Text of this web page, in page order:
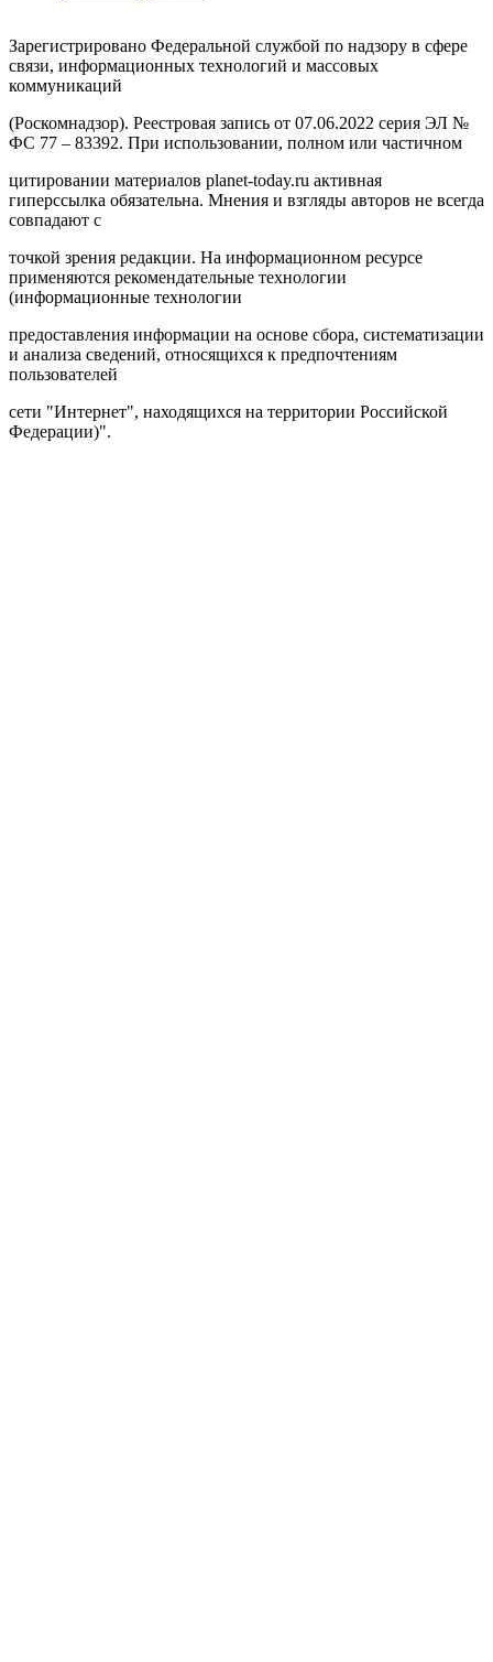
Зарегистрировано Федеральной службой по надзору в сфере
связи, информационных технологий и массовых
коммуникаций
(Роскомнадзор). Реестровая запись от 07.06.2022 серия ЭЛ №
ФС 77 – 83392. При использовании, полном или частичном
цитировании материалов planet-today.ru активная
гиперссылка обязательна. Мнения и взгляды авторов не всегда
совпадают с
точкой зрения редакции. На информационном ресурсе
применяются рекомендательные технологии
(информационные технологии
предоставления информации на основе сбора, систематизации
и анализа сведений, относящихся к предпочтениям
пользователей
сети "Интернет", находящихся на территории Российской
Федерации)".